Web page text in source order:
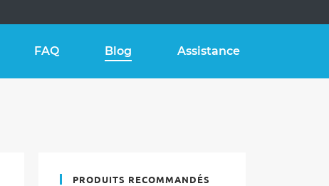
FAQ Blog Assistance
PRODUITS RECOMMANDÉS